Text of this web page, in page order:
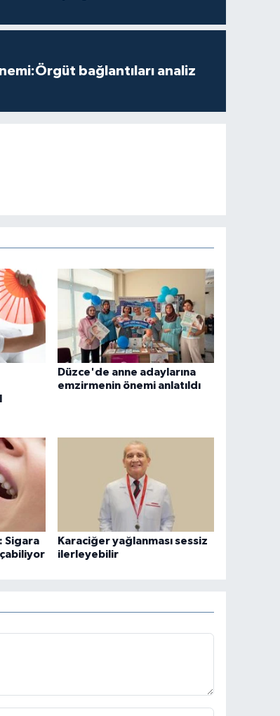
bağlantıları analiz
Düzce'de anne adaylarına
emzirmenin önemi anlatıldı
Sigara
Karaciğer yağlanması sessiz
ilerleyebilir